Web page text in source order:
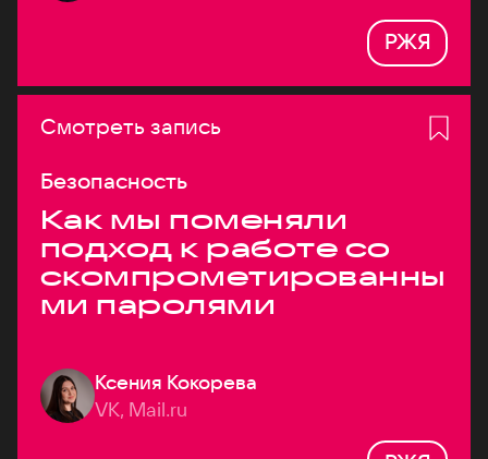
РЖЯ
Смотреть запись
Безопасность
Как мы поменяли
подход к работе со
скомпрометированны
ми паролями
Ксения Кокорева
VK, Mail.ru